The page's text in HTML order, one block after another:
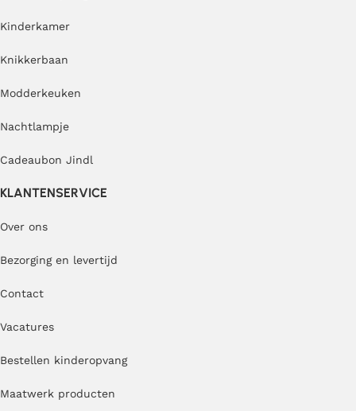
Kinderkamer
Knikkerbaan
Modderkeuken
Nachtlampje
Cadeaubon Jindl
KLANTENSERVICE
Over ons
Bezorging en levertijd
Contact
Vacatures
Bestellen kinderopvang
Maatwerk producten